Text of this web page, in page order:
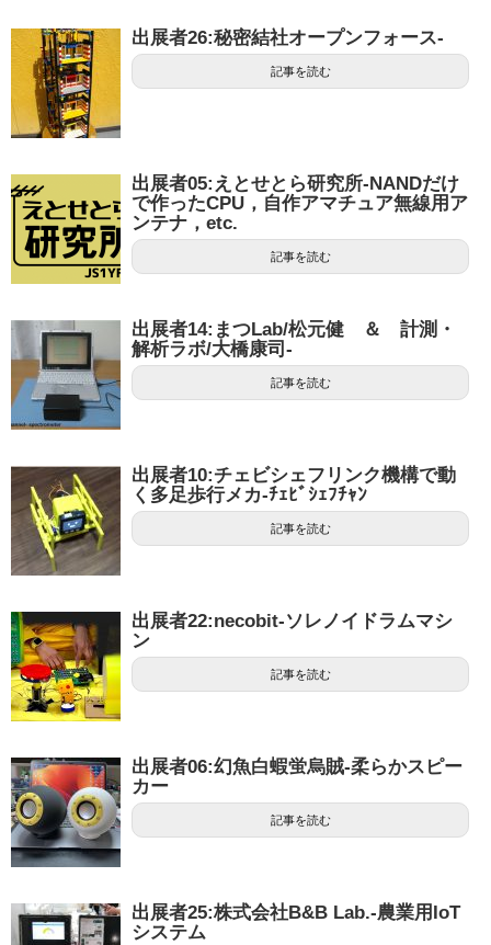
出展者26:秘密結社オープンフォース-
記事を読む
出展者05:えとせとら研究所-NANDだけ
で作ったCPU，自作アマチュア無線用ア
ンテナ，etc.
記事を読む
出展者14:まつLab/松元健 ＆ 計測・
解析ラボ/大橋康司-
記事を読む
出展者10:チェビシェフリンク機構で動
く多足歩行メカ-ﾁｪﾋﾞｼｪﾌﾁｬﾝ
記事を読む
出展者22:necobit-ソレノイドラムマシ
ン
記事を読む
出展者06:幻魚白蝦蛍烏賊-柔らかスピー
カー
記事を読む
出展者25:株式会社B&B Lab.-農業用IoT
システム